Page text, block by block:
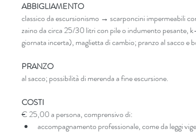
ABBIGLIAMENTO
classico da escursionismo → scarponcini impermeabili
zaino da circa 25/30 litri con pile o indumento pesante,
giornata incerta), maglietta di cambio; pranzo al sacco e
PRANZO
al sacco; possibilità di merenda a fine escursione.
COSTI
€ 25,00 a persona, comprensivo di: